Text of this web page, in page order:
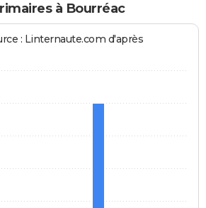
à Bourréac
: Linternaute.com d'après